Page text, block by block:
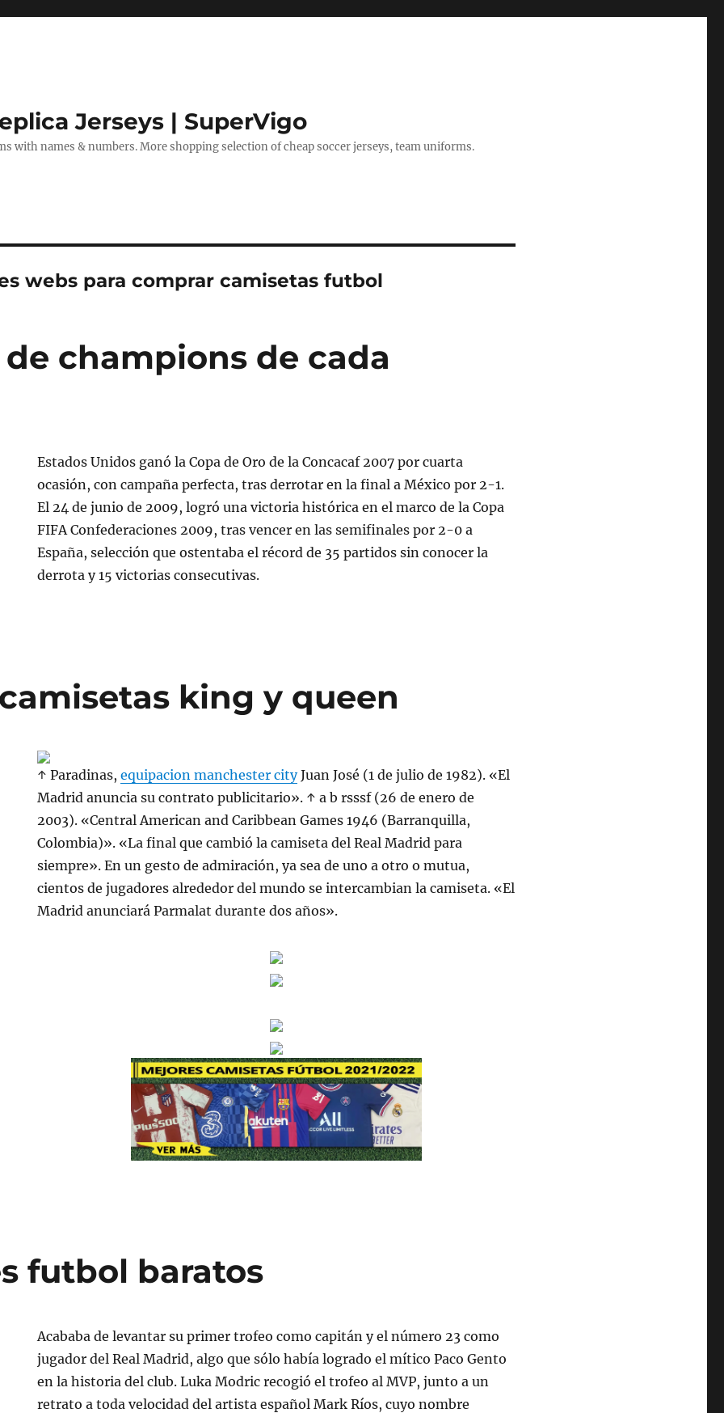
Jerseys | SuperVigo
with names & numbers. More shopping selection of cheap soccer jerseys, team uniforms.
webs para comprar camisetas futbol
champions de cada
Estados Unidos ganó la Copa de Oro de la Concacaf 2007 por cuarta
ocasión, con campaña perfecta, tras derrotar en la final a México por 2-1.
El 24 de junio de 2009, logró una victoria histórica en el marco de la Copa
FIFA Confederaciones 2009, tras vencer en las semifinales por 2-0 a
España, selección que ostentaba el récord de 35 partidos sin conocer la
derrota y 15 victorias consecutivas.
king y queen
↑ Paradinas,equipacion manchester cityJuan José (1 de julio de 1982). «El
Madrid anuncia su contrato publicitario». ↑ a b rsssf (26 de enero de
2003). «Central American and Caribbean Games 1946 (Barranquilla,
Colombia)». «La final que cambió la camiseta del Real Madrid para
siempre». En un gesto de admiración, ya sea de uno a otro o mutua,
cientos de jugadores alrededor del mundo se intercambian la camiseta. «El
Madrid anunciará Parmalat durante dos años».
futbol baratos
Acababa de levantar su primer trofeo como capitán y el número 23 como
jugador del Real Madrid, algo que sólo había logrado el mítico Paco Gento
en la historia del club. Luka Modric recogió el trofeo al MVP, junto a un
retrato a toda velocidad del artista español Mark Ríos, cuyo nombre